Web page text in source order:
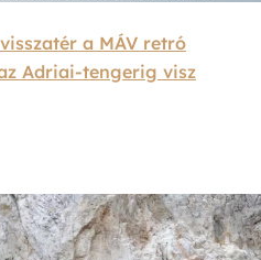
visszatér a MÁV retró
Adriai-tengerig visz